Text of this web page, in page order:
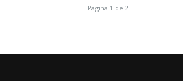
Página 1 de 2